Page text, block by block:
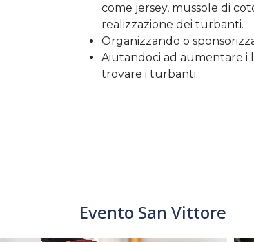
come jersey, mussole di
realizzazione dei turbanti.
Organizzando o
Aiutandoci ad aumentare i
trovare i turbanti.
Evento San Vittore